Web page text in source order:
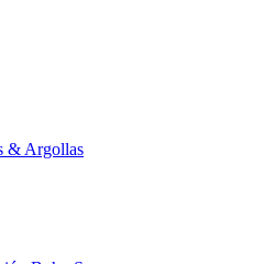
& Argollas